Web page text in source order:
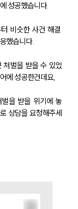
성공했습니다.
비슷한 사건 해결
했습니다.
처벌을 받을 수 있었
에 성공한건데요,
을 받을 위기에 놓
상담을 요청해주세